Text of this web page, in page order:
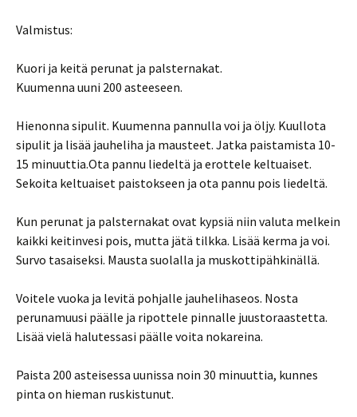
Valmistus:
Kuori ja keitä perunat ja palsternakat.
Kuumenna uuni 200 asteeseen.
Hienonna sipulit. Kuumenna pannulla voi ja öljy. Kuullota
sipulit ja lisää jauheliha ja mausteet. Jatka paistamista 10-
15 minuuttia.Ota pannu liedeltä ja erottele keltuaiset.
Sekoita keltuaiset paistokseen ja ota pannu pois liedeltä.
Kun perunat ja palsternakat ovat kypsiä niin valuta melkein
kaikki keitinvesi pois, mutta jätä tilkka. Lisää kerma ja voi.
Survo tasaiseksi. Mausta suolalla ja muskottipähkinällä.
Voitele vuoka ja levitä pohjalle jauhelihaseos. Nosta
perunamuusi päälle ja ripottele pinnalle juustoraastetta.
Lisää vielä halutessasi päälle voita nokareina.
Paista 200 asteisessa uunissa noin 30 minuuttia, kunnes
pinta on hieman ruskistunut.